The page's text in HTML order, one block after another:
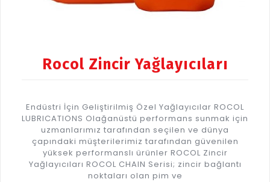
Rocol Zincir Yağlayıcıları
Endüstri İçin Geliştirilmiş Özel Yağlayıcılar ROCOL
LUBRICATIONS Olağanüstü performans sunmak için
uzmanlarımız tarafından seçilen ve dünya
çapındaki müşterilerimiz tarafından güvenilen
yüksek performanslı ürünler ROCOL Zincir
Yağlayıcıları ROCOL CHAIN Serisi; zincir bağlantı
noktaları olan pim ve